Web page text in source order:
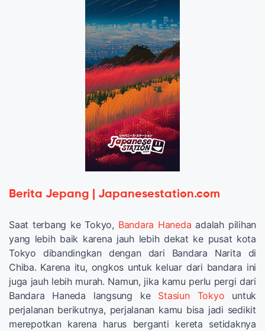
Berita Jepang | Japanesestation.com
Saat terbang ke Tokyo, Bandara Haneda adalah pilihan
yang lebih baik karena jauh lebih dekat ke pusat kota
Tokyo dibandingkan dengan dari Bandara Narita di
Chiba. Karena itu, ongkos untuk keluar dari bandara ini
juga jauh lebih murah. Namun, jika kamu perlu pergi dari
Bandara Haneda langsung ke Stasiun Tokyo untuk
perjalanan berikutnya, perjalanan kamu bisa jadi sedikit
merepotkan karena harus berganti kereta setidaknya